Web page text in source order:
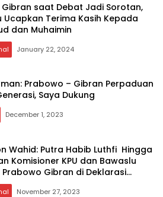
saat Debat Jadi Sorotan,
Ucapkan Terima Kasih Kepada
dan Muhaimin
January 22, 2024
Perpaduan
Saya Dukung
December 1, 2023
Wahid: Putra Habib Luthfi Hingga
Komisioner KPU dan Bawaslu
Gibran di Deklarasi
Damai
November 27, 2023